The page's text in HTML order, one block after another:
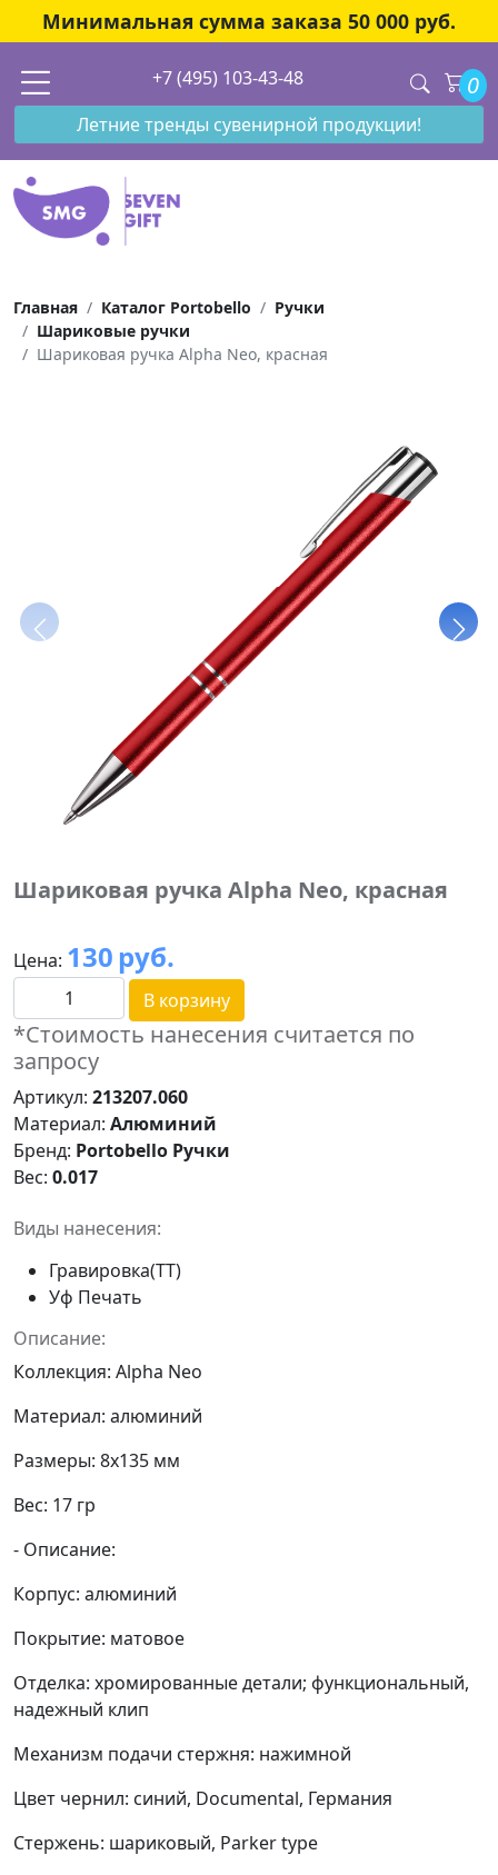
Минимальная сумма заказа 50 000 руб.
+7 (495) 103-43-48 0
Летние тренды сувенирной продукции!
Главная Каталог Portobello
Ручки
Шариковые ручки
Шариковая ручка Alpha Neo, красная
Шариковая ручка Alpha Neo, красная
Цена: 130 руб.
В корзину
*Стоимость нанесения считается по
запросу
Артикул: 213207.060
Материал: Алюминий
Бренд: Portobello Ручки
Вес: 0.017
Виды нанесения:
Гравировка(ТТ)
Уф Печать
Описание:
Коллекция: Alpha Neo
Материал: алюминий
Размеры: 8x135 мм
Вес: 17 гр
- Описание:
Корпус: алюминий
Покрытие: матовое
Отделка: хромированные детали; функциональный,
надежный клип
Механизм подачи стержня: нажимной
Цвет чернил: синий, Documental, Германия
Стержень: шариковый, Parker type